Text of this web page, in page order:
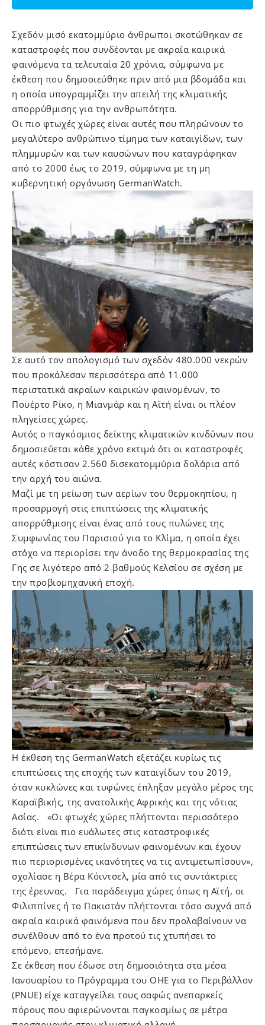
Σχεδόν μισό εκατομμύριο άνθρωποι σκοτώθηκαν σε
καταστροφές που συνδέονται με ακραία καιρικά
φαινόμενα τα τελευταία 20 χρόνια, σύμφωνα με
έκθεση που δημοσιεύθηκε πριν από μια βδομάδα και
η οποία υπογραμμίζει την απειλή της κλιματικής
απορρύθμισης για την ανθρωπότητα.
Οι πιο φτωχές χώρες είναι αυτές που πληρώνουν το
μεγαλύτερο ανθρώπινο τίμημα των καταιγίδων, των
πλημμυρών και των καυσώνων που καταγράφηκαν
από το 2000 έως το 2019, σύμφωνα με τη μη
κυβερνητική οργάνωση GermanWatch.
Σε αυτό τον απολογισμό των σχεδόν 480.000 νεκρών
που προκάλεσαν περισσότερα από 11.000
περιστατικά ακραίων καιρικών φαινομένων, το
Πουέρτο Ρίκο, η Μιανμάρ και η Αϊτή είναι οι πλέον
πληγείσες χώρες.
Αυτός ο παγκόσμιος δείκτης κλιματικών κινδύνων που
δημοσιεύεται κάθε χρόνο εκτιμά ότι οι καταστροφές
αυτές κόστισαν 2.560 δισεκατομμύρια δολάρια από
την αρχή του αιώνα.
Μαζί με τη μείωση των αερίων του θερμοκηπίου, η
προσαρμογή στις επιπτώσεις της κλιματικής
απορρύθμισης είναι ένας από τους πυλώνες της
Συμφωνίας του Παρισιού για το Κλίμα, η οποία έχει
στόχο να περιορίσει την άνοδο της θερμοκρασίας της
Γης σε λιγότερο από 2 βαθμούς Κελσίου σε σχέση με
την προβιομηχανική εποχή.
Η έκθεση της GermanWatch εξετάζει κυρίως τις
επιπτώσεις της εποχής των καταιγίδων του 2019,
όταν κυκλώνες και τυφώνες έπληξαν μεγάλο μέρος της
Καραϊβικής, της ανατολικής Αφρικής και της νότιας
Ασίας. «Οι φτωχές χώρες πλήττονται περισσότερο
διότι είναι πιο ευάλωτες στις καταστροφικές
επιπτώσεις των επικίνδυνων φαινομένων και έχουν
πιο περιορισμένες ικανότητες να τις αντιμετωπίσουν»,
σχολίασε η Βέρα Κόιντσελ, μία από τις συντάκτριες
της έρευνας. Για παράδειγμα χώρες όπως η Αϊτή, οι
Φιλιππίνες ή το Πακιστάν πλήττονται τόσο συχνά από
ακραία καιρικά φαινόμενα που δεν προλαβαίνουν να
συνέλθουν από το ένα προτού τις χτυπήσει το
επόμενο, επεσήμανε.
Σε έκθεση που έδωσε στη δημοσιότητα στα μέσα
Ιανουαρίου το Πρόγραμμα του ΟΗΕ για το Περιβάλλον
(PNUE) είχε καταγγείλει τους σαφώς ανεπαρκείς
πόρους που αφιερώνονται παγκοσμίως σε μέτρα